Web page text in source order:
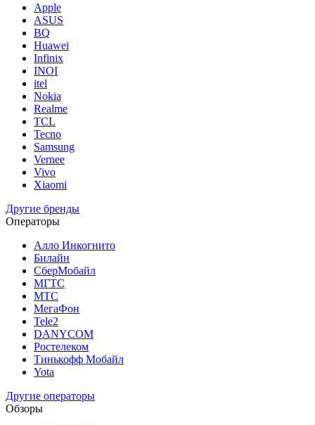
Apple
ASUS
BQ
Huawei
Infinix
INOI
itel
Nokia
Realme
TCL
Tecno
Samsung
Vernee
Vivo
Xiaomi
Другие бренды
Операторы
Алло Инкогнито
Билайн
СберМобайл
МГТС
МТС
МегаФон
Tele2
DANYCOM
Ростелеком
Тинькофф Мобайл
Yota
Другие операторы
Обзоры